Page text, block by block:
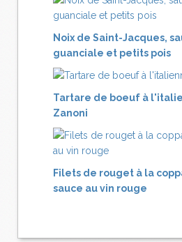
Noix de Saint-Jacques,
guanciale et petits pois
Tartare de boeuf à
Zanoni
Filets de rouget à la
sauce au vin rouge